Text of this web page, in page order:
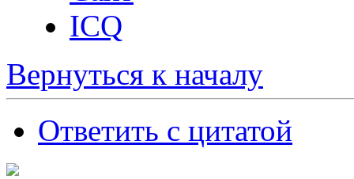
ICQ
Вернуться к началу
Ответить с цитатой